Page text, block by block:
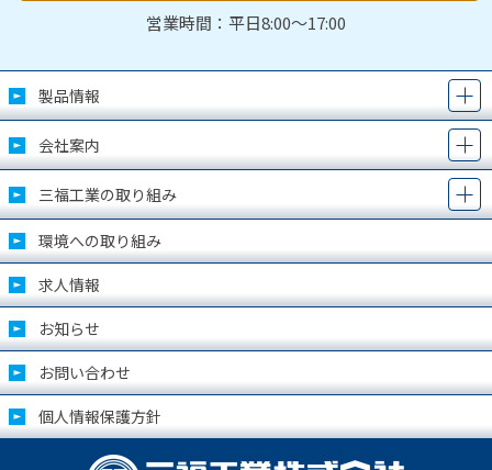
営業時間：平日8:00～17:00
製品情報
会社案内
三福工業の取り組み
環境への取り組み
求人情報
お知らせ
お問い合わせ
個人情報保護方針